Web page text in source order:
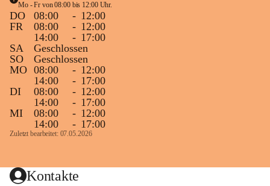
Mo - Fr von 08:00 bis 12:00 Uhr.
DO 08:00 - 12:00
FR
08:00 - 12:00
14:00
- 17:00
SA
Geschlossen
SO
Geschlossen
MO 08:00 - 12:00
14:00
- 17:00
DI
08:00 - 12:00
14:00
- 17:00
MI
08:00 - 12:00
14:00
- 17:00
Zuletzt bearbeitet: 07.05.2026
Kontakte